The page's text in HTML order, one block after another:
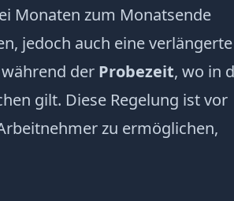
Monaten zum Monatsende
jedoch auch eine verlängerte
der Probezeit, wo in
gilt. Diese Regelung ist vor
zu ermöglichen,